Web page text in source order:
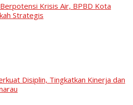
Krisis Air, BPBD Kota
Strategis
Disiplin, Tingkatkan Kinerja dan